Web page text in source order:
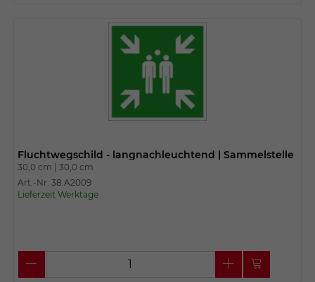
Fluchtwegschild - langnachleuchtend | Sammelstelle
30,0 cm | 30,0 cm
Art.-Nr. 38.A2009
Lieferzeit Werktage